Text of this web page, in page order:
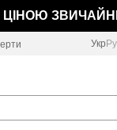
ЦІНОЮ
Укр